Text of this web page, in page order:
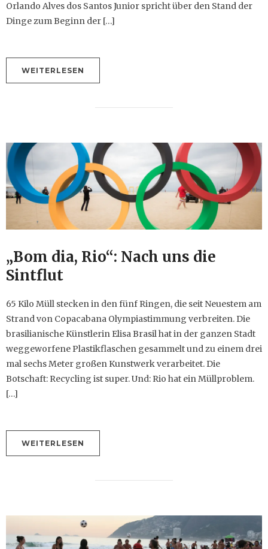
Orlando Alves dos Santos Junior spricht über den Stand der
Dinge zum Beginn der […]
WEITERLESEN
„Bom dia, Rio“: Nach uns die
Sintflut
65 Kilo Müll stecken in den fünf Ringen, die seit Neuestem am
Strand von Copacabana Olympiastimmung verbreiten. Die
brasilianische Künstlerin Elisa Brasil hat in der ganzen Stadt
weggeworfene Plastikflaschen gesammelt und zu einem drei
mal sechs Meter großen Kunstwerk verarbeitet. Die
Botschaft: Recycling ist super. Und: Rio hat ein Müllproblem.
[…]
WEITERLESEN